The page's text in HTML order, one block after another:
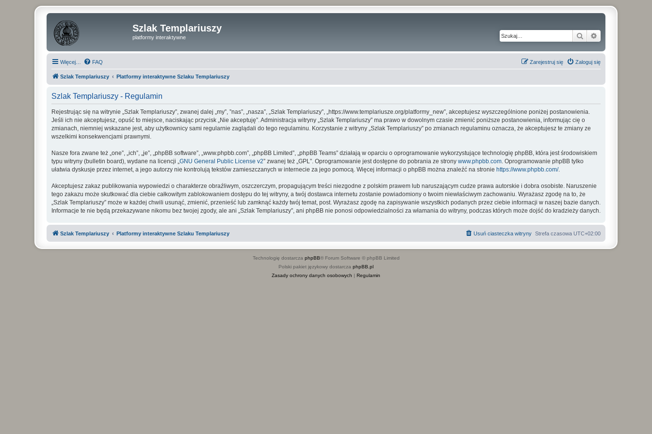
Szlak Templariuszy
platformy interaktywne Szukaj
Więcej… FAQ Zaloguj się
Zarejestruj się
Szlak Templariuszy Platformy interaktywne Szlaku Templariuszy
Szlak Templariuszy - Regulamin
Rejestrując się na witrynie „Szlak Templariuszy”, zwanej dalej „my”, ”nas”, „nasza”, „Szlak Templariuszy”, „https://www.templariusze.org/platformy_new”, akceptujesz wyszczególnione poniżej postanowienia.
Jeśli ich nie akceptujesz, opuść to miejsce, naciskając przycisk „Nie akceptuję”. Administracja witryny „Szlak Templariuszy” ma prawo w dowolnym czasie zmienić poniższe postanowienia, informując cię o
zmianach, niemniej wskazane jest, aby użytkownicy sami regularnie zaglądali do tego regulaminu. Korzystanie z witryny „Szlak Templariuszy” po zmianach regulaminu oznacza, że akceptujesz te zmiany ze
wszelkimi konsekwencjami prawnymi.
Nasze fora zwane też „one”, „ich”, „je”, „phpBB software”, „www.phpbb.com”, „phpBB Limited”, „phpBB Teams” działają w oparciu o oprogramowanie wykorzystujące technologię phpBB, która jest środowiskiem
typu witryny (bulletin board), wydane na licencji „ GNU General Public License v2” zwanej też „GPL”. Oprogramowanie jest dostępne do pobrania ze strony www.phpbb.com . Oprogramowanie phpBB tylko
ułatwia dyskusje przez internet, a jego autorzy nie kontrolują tekstów zamieszczanych w internecie za jego pomocą. Więcej informacji o phpBB można znaleźć na stronie https://www.phpbb.com/.
Akceptujesz zakaz publikowania wypowiedzi o charakterze obraźliwym, oszczerczym, propagującym treści niezgodne z polskim prawem lub naruszającym cudze prawa autorskie i dobra osobiste. Naruszenie
tego zakazu może skutkować dla ciebie całkowitym zablokowaniem dostępu do tej witryny, a twój dostawca internetu zostanie powiadomiony o twoim niewłaściwym zachowaniu. Wyrażasz zgodę na to, że
„Szlak Templariuszy” może w każdej chwili usunąć, zmienić, przenieść lub zamknąć każdy twój temat, post. Wyrażasz zgodę na zapisywanie wszystkich podanych przez ciebie informacji w naszej bazie danych.
Informacje te nie będą przekazywane nikomu bez twojej zgody, ale ani „Szlak Templariuszy”, ani phpBB nie ponosi odpowiedzialności za włamania do witryny, podczas których może dojść do kradzieży danych.
Szlak Templariuszy Platformy interaktywne Szlaku Templariuszy Strefa czasowa UTC+02:00
Usuń ciasteczka witryny
Technologię dostarcza phpBB® Forum Software © phpBB Limited
Polski pakiet językowy dostarcza phpBB.pl
Zasady ochrony danych osobowych | Regulamin